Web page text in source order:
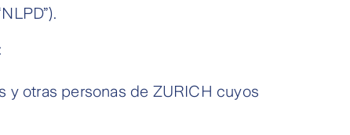
y otras personas de ZURICH cuyos